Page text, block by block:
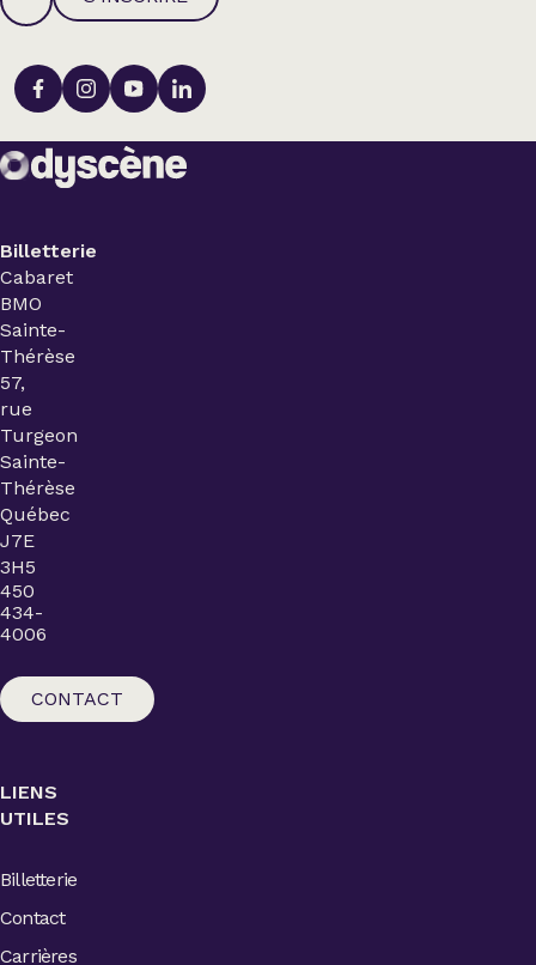
Billetterie
Cabaret
BMO
Sainte-
Thérèse
57,
rue
Turgeon
Sainte-
Thérèse
Québec
J7E
3H5
450
434-
4006
CONTACT
LIENS
UTILES
Billetterie
Contact
Carrières